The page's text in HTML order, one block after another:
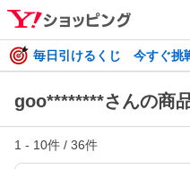
毎日引けるくじ 今すぐ挑
goo********さんの商
1 - 10件 / 36件